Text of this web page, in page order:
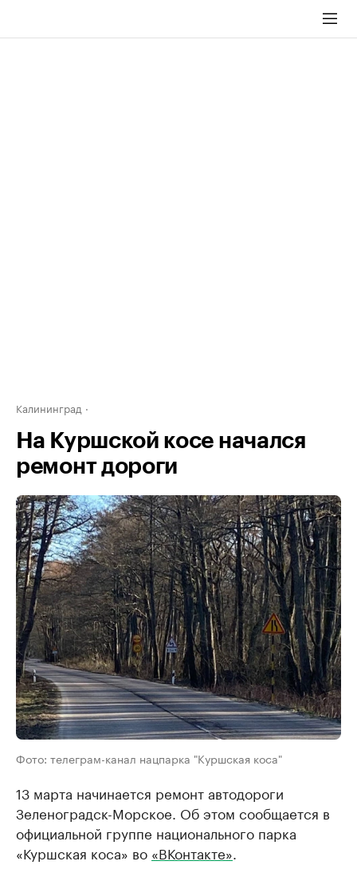
Калининград
На Куршской косе начался
ремонт дороги
Фото: телеграм-канал нацпарка "Куршская коса"
13 марта начинается ремонт автодороги
Зеленоградск-Морское. Об этом сообщается в
официальной группе национального парка
«Куршская коса» во «ВКонтакте»